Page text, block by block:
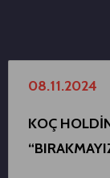
08.11.2024
KOÇ